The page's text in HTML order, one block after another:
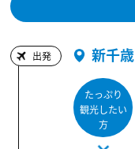
出発 新千
たっぷり
観光したい
方